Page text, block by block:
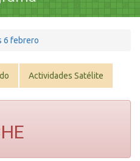
6 febrero
Actividades Satélite